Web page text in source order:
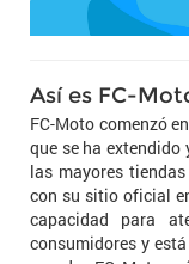
Así es FC-
FC-Moto comenzó
que se ha extendido
las mayores
con su sitio oficial
capacidad para
consumidores y